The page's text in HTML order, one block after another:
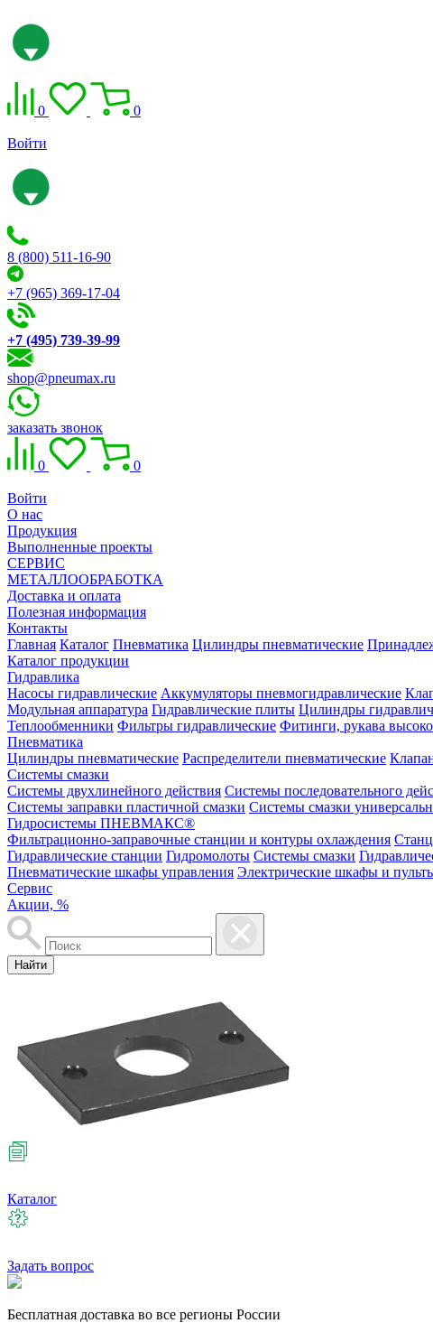
0 0
Войти
8 (800) 511-16-90
+7 (965) 369-17-04
+7 (495) 739-39-99
shop@pneumax.ru
заказать звонок
0 0
Войти
О нас
Продукция
Выполненные проекты
СЕРВИС
МЕТАЛЛООБРАБОТКА
Доставка и оплата
Полезная информация
Контакты
Главная Каталог Пневматика Цилиндры пневматические
Каталог продукции
Гидравлика
Насосы гидравлические Аккумуляторы пневмогидравлические
Модульная аппаратура Гидравлические плиты Цилиндры
Теплообменники Фильтры гидравлические Фитинги, рукава
Пневматика
Цилиндры пневматические Распределители пневматические
Системы смазки
Системы двухлинейного действия Системы последовательного
Системы заправки пластичной смазки Системы смазки
Гидросистемы ПНЕВМАКС®
Фильтрационно-заправочные станции и контуры охлаждения
Гидравлические станции Гидромолоты Системы смазки
Пневматические шкафы управления Электрические шкафы и
Сервис
Акции, %
Найти
Каталог
Задать вопрос
Бесплатная доставка во все регионы России